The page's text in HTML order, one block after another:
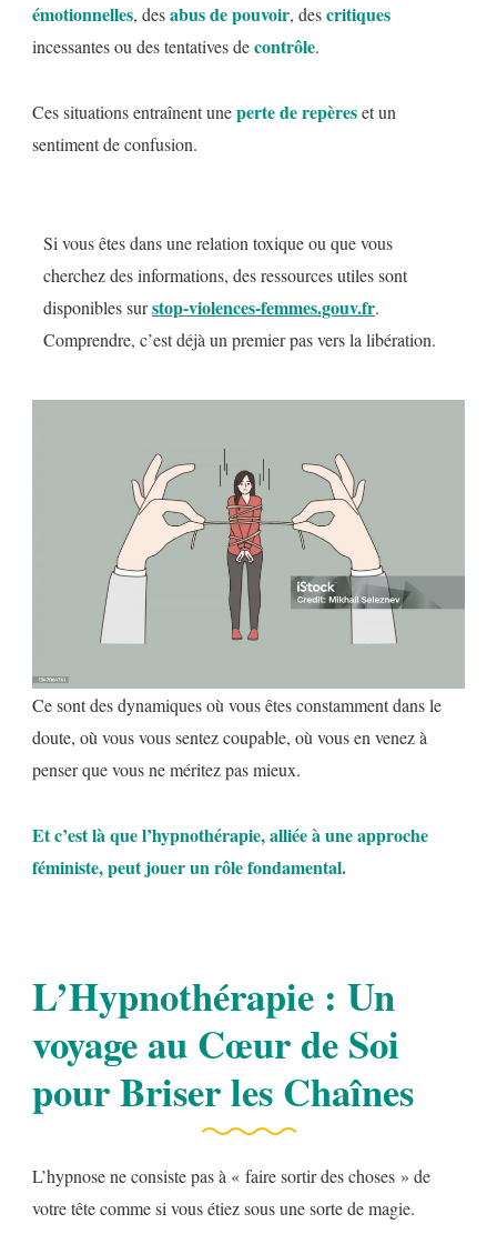
émotionnelles, desabus de pouvoir, descritiques
incessantes ou des tentatives decontrôle.
Ces situations entraînent uneperte de repèreset un
sentiment de confusion.
Si vous êtes dans une relation toxique ou que vous
cherchez des informations, des ressources utiles sont
disponibles surstop-violences-femmes.gouv.fr.
Comprendre, c’est déjà un premier pas vers la libération.
Ce sont des dynamiques où vous êtes constamment dans le
doute, où vous vous sentez coupable, où vous en venez à
penser que vous ne méritez pas mieux.
Et c’est là que l’hypnothérapie, alliée à une approche
féministe, peut jouer un rôle fondamental.
L’Hypnothérapie : Un
voyage au Cœur de Soi
pour Briser les Chaînes
L’hypnose ne consiste pas à « faire sortir des choses » de
votre tête comme si vous étiez sous une sorte de magie.